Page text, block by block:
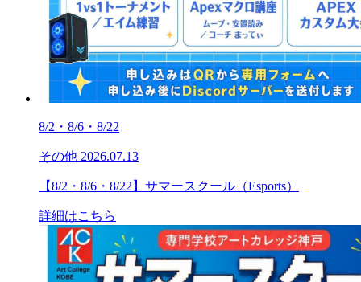
8/2・8/6・8/22
その他 2026.07.13
【8/2・8/6・8/22】サマースクール（Esports）
詳細はこちら